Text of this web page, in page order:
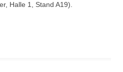
Halle 1, Stand A19).